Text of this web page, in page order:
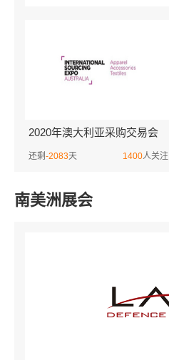
2020年澳大利亚采购交易会
暨中国纺织用品展览会ISEA
还剩 -2083天 1400人关注
南美洲展会